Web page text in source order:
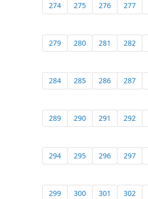
274 275 276 277
279 280 281 282
284 285 286 287
289 290 291 292
294 295 296 297
299 300 301 302